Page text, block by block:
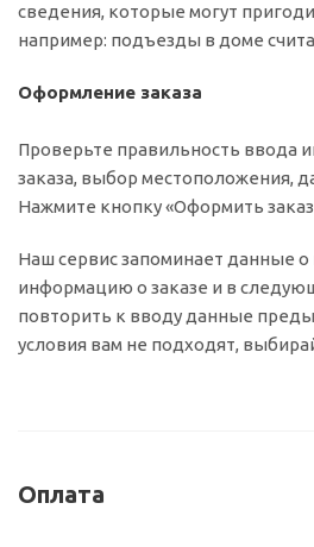
сведения, которые могут
например: подъезды в доме
Оформление заказа
Проверьте правильность ввода
заказа, выбор местоположения,
Нажмите кнопку «Оформить
Наш сервис запоминает данные о
информацию о заказе и в
повторить к вводу данные
условия вам не подходят,
Оплата